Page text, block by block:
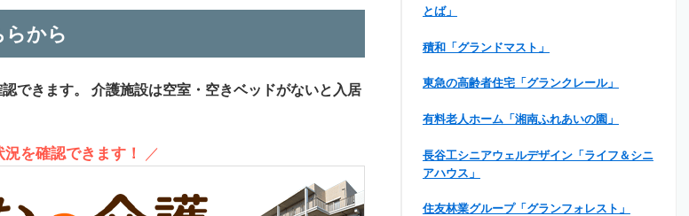
らから
できます。
介護施設は空室・空きベッドがないと入居
を確認できます！ ／
とば」
積和「グランドマスト」
東急の高齢者住宅「グランクレール」
有料老人ホーム「湘南ふれあいの園」
長谷工シニアウェルデザイン「ライフ＆シニ
アハウス」
住友林業グループ「グランフォレスト」